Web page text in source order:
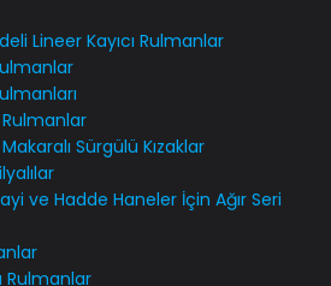
Lineer Kayıcı Rulmanlar
Sürgülü Kızaklar
ve Hadde Haneler İçin Ağır Seri
Rulmanlar